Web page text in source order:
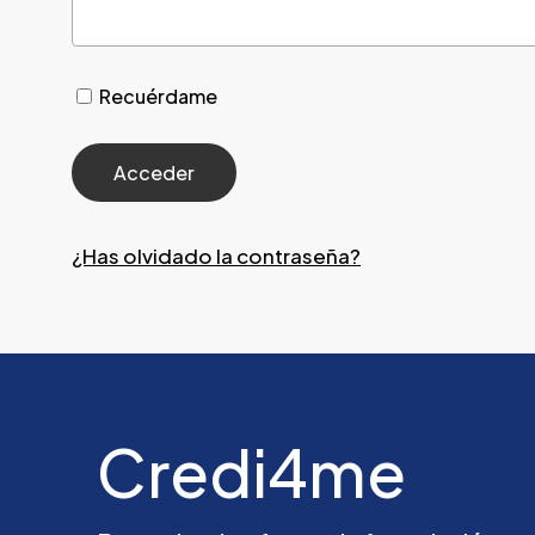
Recuérdame
¿Has olvidado la contraseña?
Credi4me